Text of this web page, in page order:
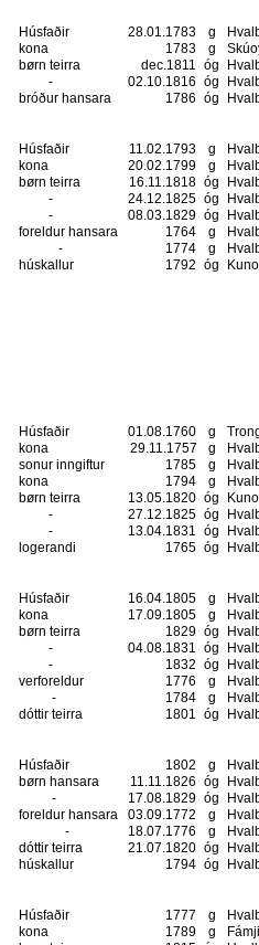
Húsfaðir 28.01.1783 g
kona 1783 g
børn teirra dec.1811 óg
- 02.10.1816 óg
bróður hansara 1786 óg
Húsfaðir 11.02.1793 g
kona 20.02.1799 g
børn teirra 16.11.1818 óg
- 24.12.1825 óg
- 08.03.1829 óg
foreldur hansara 1764 g
- 1774 g
húskallur 1792 óg
Húsfaðir 01.08.1760 g
kona 29.11.1757 g
sonur inngiftur 1785 g
kona 1794 g
børn teirra 13.05.1820 óg
- 27.12.1825 óg
- 13.04.1831 óg
logerandi 1765 óg
Húsfaðir 16.04.1805 g
kona 17.09.1805 g
børn teirra 1829 óg
- 04.08.1831 óg
- 1832 óg
verforeldur 1776 g
- 1784 g
dóttir teirra 1801 óg
Húsfaðir 1802 g
børn hansara 11.11.1826 óg
- 17.08.1829 óg
foreldur hansara 03.09.1772 g
- 18.07.1776 g
dóttir teirra 21.07.1820 óg
húskallur 1794 óg
Húsfaðir 1777 g
kona 1789 g